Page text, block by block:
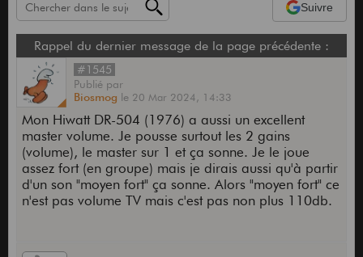
Suivre
Rappel du dernier message de la page précédente :
#1545
Publié par
Biosmog le 20 Mar 2024, 14:33
Mon Hiwatt DR-504 (1976) a aussi un excellent
master volume. Je pousse surtout les 2 gains
(volume), le master sur 1 et ça sonne. Je le joue
assez fort (en groupe) mais je dirais aussi qu'à partir
d'un son "moyen fort" ça sonne. Alors "moyen fort" ce
n'est pas volume TV mais c'est pas non plus 110db.